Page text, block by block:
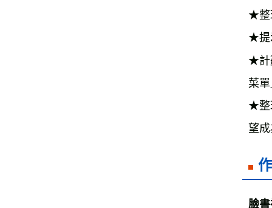
★整
★提
★計
菜
★整
望